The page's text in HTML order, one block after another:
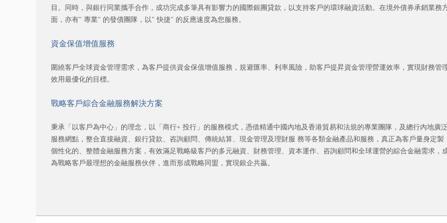
目。同時，與銀行同業攜手合作，成功完成多筆具有影響力的國際銀團貸款，以支持客戶的環球融資活動。在境外債券承銷業務
面，亦有" 專業" 的發債團隊，以" 快捷" 的反應速度為您服務。
資金保值增值服務
圍繞客戶全球資金管理需求，為客戶提供資金保值增值服務，規避匯率、利率風險，助客戶提昇資金管理營運效率，實現財務管
效用最優化的目標。
戰略客戶綜合金融服務解決方案
秉承「以客戶為中心」的理念，以「商行+ 投行」的服務模式，憑借精通中國內地及香港貿易和法規的專業團隊，及總行內地廣泛
服務網點，整合直接融資、銀行貸款、咨詢顧問、傳統結算、現金管理及理財服 務等各類金融產品和服務，真正為客戶量身定製
個性化的、整體金融服務方案，有效滿足戰略級客戶的多元融資、財務管理、資本運作、咨詢顧問和全球運營的綜合金融需求，
為戰略客戶最理想的金融服務伙伴，進而形成戰略同盟，實現銀企共贏。